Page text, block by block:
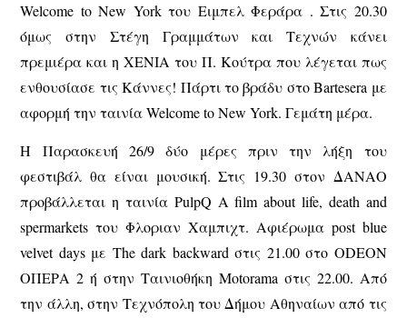
Welcome to New York του Ειμπελ Φεράρα . Στις 20.30
όμως στην Στέγη Γραμμάτων και Τεχνών κάνει
πρεμιέρα και η XENIA του Π. Κούτρα που λέγεται πως
ενθουσίασε τις Κάννες! Πάρτι το βράδυ στο Bartesera με
αφορμή την ταινία Welcome to New York. Γεμάτη μέρα.
Η Παρασκευή 26/9 δύο μέρες πριν την λήξη του
φεστιβάλ θα είναι μουσική. Στις 19.30 στον ΔΑΝΑΟ
προβάλλεται η ταινία PulpQ A film about life, death and
spermarkets του Φλοριαν Χαμπιχτ. Αφιέρωμα post blue
velvet days με The dark backward στις 21.00 στο ODEON
ΟΠΕΡΑ 2 ή στην Ταινιοθήκη Motorama στις 22.00. Από
την άλλη, στην Τεχνόπολη του Δήμου Αθηναίων από τις